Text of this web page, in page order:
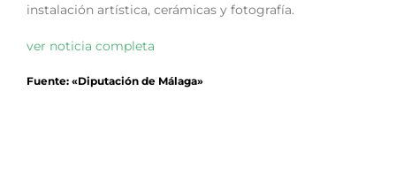
instalación artística, cerámicas y fotografía.
ver noticia completa
Fuente: «Diputación de Málaga»